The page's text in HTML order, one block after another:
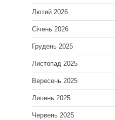
Лютий 2026
Січень 2026
Грудень 2025
Листопад 2025
Вересень 2025
Липень 2025
Червень 2025